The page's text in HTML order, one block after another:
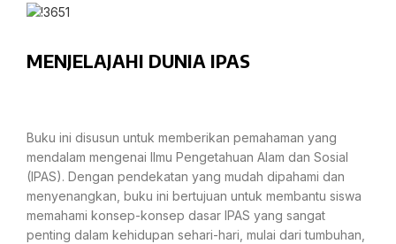
MENJELAJAHI DUNIA IPAS
Buku ini disusun untuk memberikan pemahaman yang
mendalam mengenai Ilmu Pengetahuan Alam dan Sosial
(IPAS). Dengan pendekatan yang mudah dipahami dan
menyenangkan, buku ini bertujuan untuk membantu siswa
memahami konsep-konsep dasar IPAS yang sangat
penting dalam kehidupan sehari-hari, mulai dari tumbuhan,